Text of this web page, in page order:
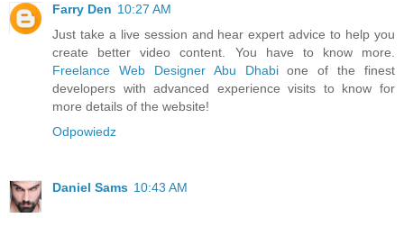
Farry Den 10:27 AM
Just take a live session and hear expert advice to help you
create better video content. You have to know more.
Freelance Web Designer Abu Dhabione of the finest
developers with advanced experience visits to know for
more details of the website!
Odpowiedz
Daniel Sams 10:43 AM